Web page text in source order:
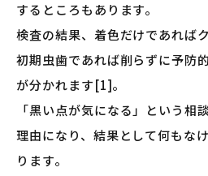
するところもあります。
検査の結果、着色だけであれば
初期虫歯であれば削らずに予防
が分かれます[1]。
「黒い点が気になる」という相
理由になり、結果として何もな
ります。